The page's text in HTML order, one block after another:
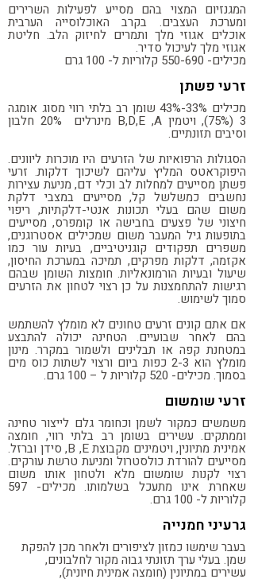
המגנזיום המצוי בהם מסייע לפעילות השרירים
ומערכת העצבים. בקרב האוכלוסייה הערבית
אוכלים אגוזי מלך ותמרים לחיזוק הלב. חליטת
אגוזי מלך לעיכול סדיר.
מכילים- 550-690 קלוריות ל- 100 גרם
זרעי פשתן
מכילים 33%-43% שומן רב בלתי רווי מסוג אומגה
3 (75%), ויטמין A
,
B,D,E מינרלים 20% חלבון
וסיבים תזונתיים.
הסגולות הרפואיות של הזרעים היו מוכרות ליוונים.
היפוקראטס המליץ עליהם לשיכוך דלקות. זרעי
פשתן מסייעים למחלות לב וכלי דם, מניעת עצירות
נחשבים כמשלשל קל, מסייעים במצבי דלקת
משום שהם בעלי תכונות אנטי-דלקתיות, ריפוי
חיצוני של פצעים בחבישה או קומפרס, מסייעים
בתופעות גיל המעבר משום שמכילים אסטרוגנים,
משפרים תפקודים קוגניטיביים, בעיות עור כמו
אקזמה, דלקות מפרקים, תמיכה במערכת החיסון,
שיעול ובעיות הורמונאליות. חומצות השומן שבהם
רגישות להתחמצנות על כן רצוי לטחון את הזרעים
סמוך לשימוש.
אם אתם קונים זרעים טחונים לא מומלץ להשתמש
בהם לאחר שבועיים. הטחינה יכולה להתבצע
במטחנת קפה או תבלינים ולשמור במקרר. מינון
מומלץ הוא 2-3 כפות ביום ורצוי לשתות כוס מים
בסמוך. מכילים- 520 קלוריות ל – 100 גרם.
זרעי שומשום
משמשים כמקור לשמן וכחומר גלם לייצור טחינה
וממתקים. עשירים בשומן רב בלתי רווי, חומצה
אמינית מתיונין, ויטמינים מקבוצתB ,E, סידן וברזל.
מסייעים להורדת כולסטרול ומניעת טרשת עורקים.
רצוי לקנות שומשום מלא ולטחון אותו משום
שאחרת אינו מתעכל בשלמותו. מכילים- 597
קלוריות ל- 100 גרם.
גרעיני חמנייה
בעבר שימשו כמזון לציפורים ולאחר מכן להפקת
שמן. בעלי ערך תזונתי גבוה מקור לחלבונים,
עשירים במתיונין (חומצה אמינית חיונית),